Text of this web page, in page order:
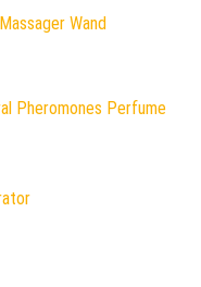
Wand
Pheromones Perfume